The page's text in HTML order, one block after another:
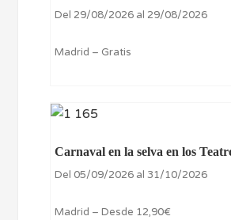
Del 29/08/2026 al 29/08/2026
Madrid – Gratis
Carnaval en la selva en los
Del 05/09/2026 al 31/10/2026
Madrid – Desde 12,90€